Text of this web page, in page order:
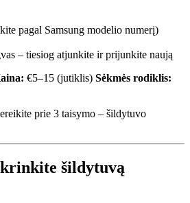
pagal Samsung modelio numerį)
– tiesiog atjunkite ir prijunkite naują
€5–15 (jutiklis) Sėkmės rodiklis:
prie 3 taisymo – šildytuvo
šildytuvą